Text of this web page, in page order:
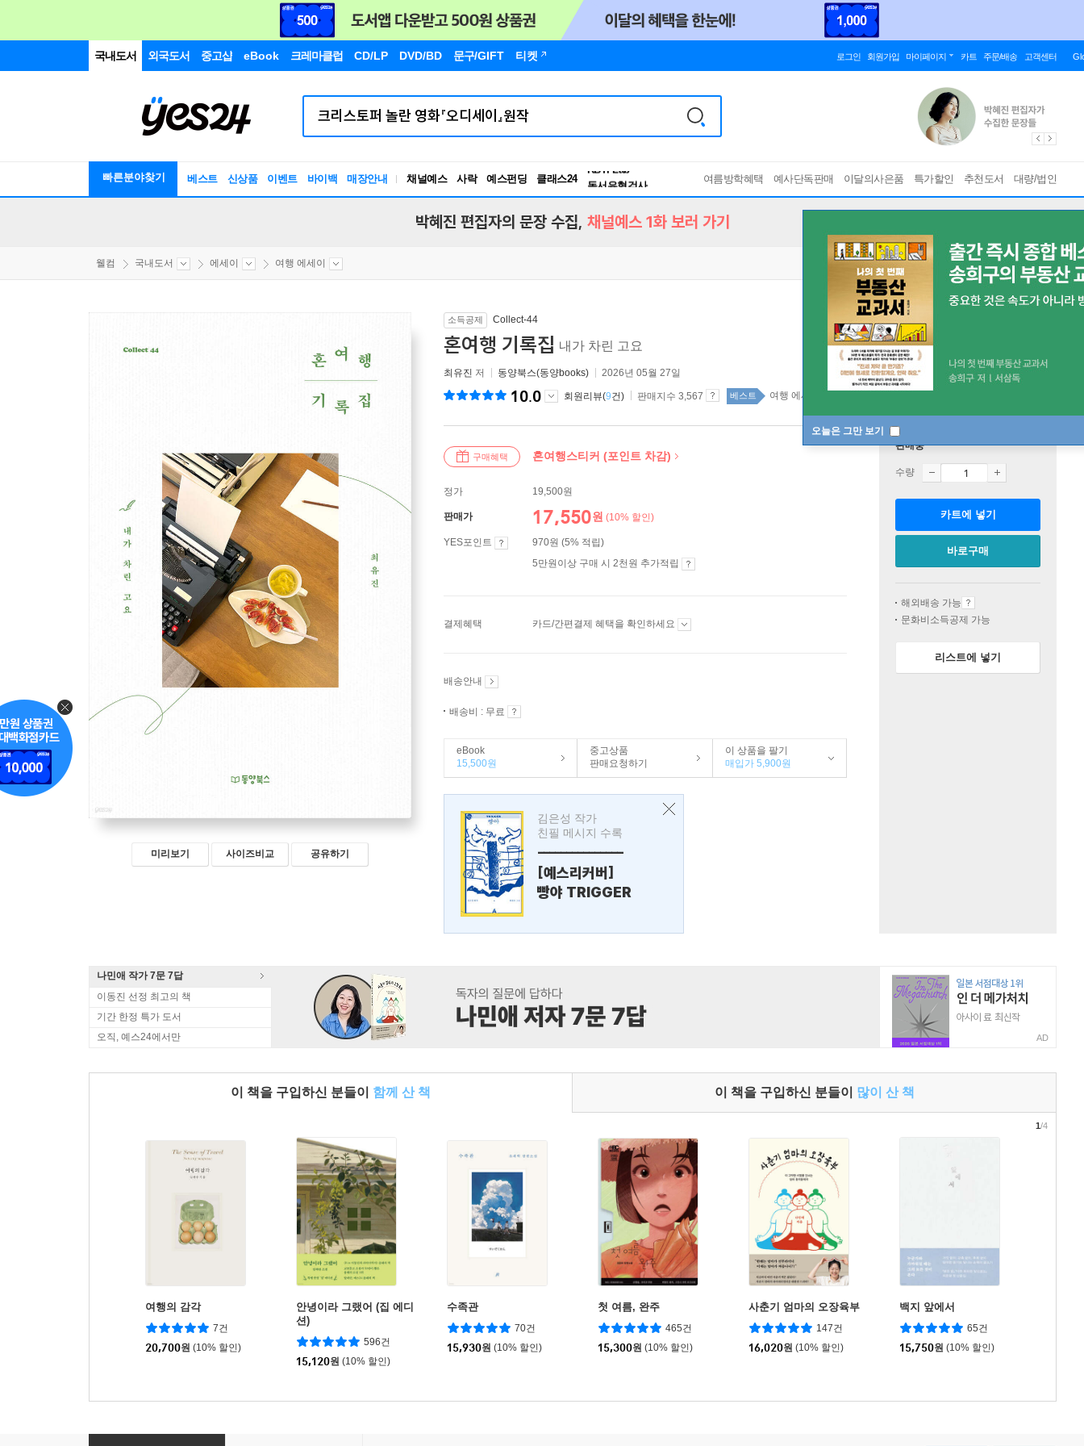
국내도서 외국도서 중고샵 eBook 크레마클럽 CD/LP DVD/BD 문구/GIFT 티켓 로그인 회원가입 마이페이지 카트 주문/배송 고객센터
빠른분야찾기 베스트 신상품 이벤트 바이백 매장안내 채널예스 사락 예스펀딩 클래스24
독서유형검사
RBTI Lab
여름방학혜택 예사단독판매 이달의사은품 특가할인 추천도서 대량/법인
오늘은 그만 보기
박혜진 편집자의 문장 수집, 채널예스 1화 보러 가기
웰컴 국내도서 에세이 여행 에세이
미리보기 사이즈비교 공유하기
소득공제 Collect-44
혼여행 기록집 내가 차린 고요
최유진 저 동양북스(동양books) 2026년 05월 27일
10.0 회원리뷰(9건) 판매지수 3,567 베스트 여행 에세이 16위
구매혜택 혼여행스티커 (포인트 차감)
정가 19,500원
판매가 17,550원 (10% 할인)
YES포인트
970원 (5% 적립)
5만원이상 구매 시 2천원 추가적립
결제혜택 카드/간편결제 혜택을 확인하세요
배송안내
배송비 : 무료
eBook
15,500원
중고상품
판매요청하기
이 상품을 팔기
매입가 5,900원
김은성 작가
친필 메시지 수록
---------------
[예스리커버]
빵야 TRIGGER
판매중
수량
카트에 넣기
바로구매
해외배송 가능
문화비소득공제 가능
리스트에 넣기
나민애 작가 7문 7답
이동진 선정 최고의 책
기간 한정 특가 도서
오직, 예스24에서만
AD
이 책을 구입하신 분들이 함께 산 책 이 책을 구입하신 분들이 많이 산 책
여행의 감각
7건
20,700원 (10% 할인)
안녕이라 그랬어 (집 에디
션)
596건
15,120원 (10% 할인)
수족관
70건
15,930원 (10% 할인)
첫 여름, 완주
465건
15,300원 (10% 할인)
사춘기 엄마의 오장육부
147건
16,020원 (10% 할인)
백지 앞에서
65건
15,750원 (10% 할인)
1/4